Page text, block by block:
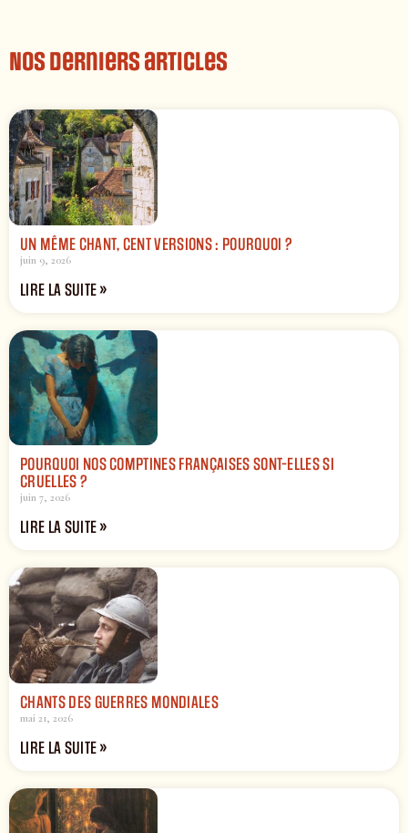
Nos derniers articles
UN MÊME CHANT, CENT VERSIONS : POURQUOI ?
juin 9, 2026
LIRE LA SUITE »
POURQUOI NOS COMPTINES FRANÇAISES SONT-ELLES SI
CRUELLES ?
juin 7, 2026
LIRE LA SUITE »
CHANTS DES GUERRES MONDIALES
mai 21, 2026
LIRE LA SUITE »